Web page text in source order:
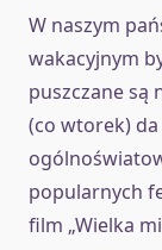
W naszym
wakacyjnym
puszczane są
(co wtorek)
popularnych
film „Wielka